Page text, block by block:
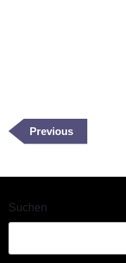
Previous
Post
Previous
Suchen